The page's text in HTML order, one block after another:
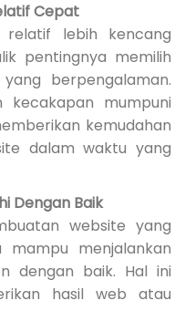
Cepat
relatif lebih kencang
pentingnya memilih
berpengalaman.
kecakapan mumpuni
kemudahan
dalam waktu yang
Dengan Baik
website yang
mampu menjalankan
dengan baik. Hal ini
hasil web atau